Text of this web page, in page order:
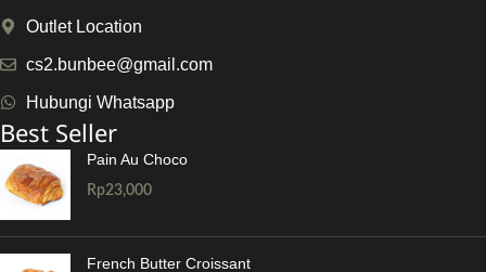
Outlet Location
cs2.bunbee@gmail.com
Hubungi Whatsapp
Best Seller
Pain Au Choco
Rp23,000
French Butter Croissant